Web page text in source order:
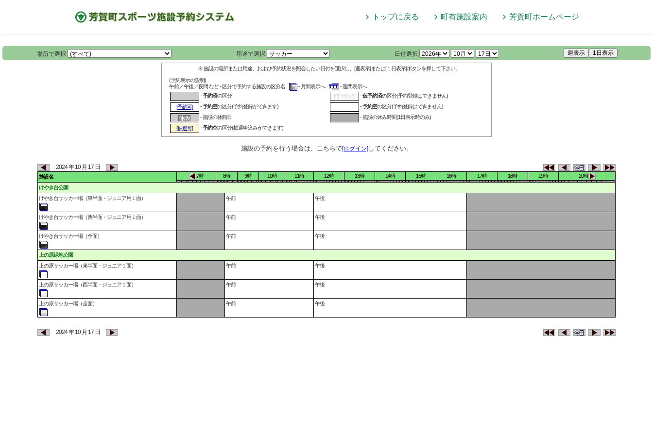
トップに戻る 町有施設案内 芳賀町ホームページ
場所で選択 用途で選択 日付選択 週表示 1日表示
※ 施設の場所または用途、および予約状況を照会したい日付を選択し、[週表示]または[１日表示]ボタンを押して下さい。
(予約表示の説明)
午前／午後／夜間 など - 区分で予約する施設の区分名
- 月間表示へ
- 週間表示へ
-予約済の区分 [仮予約済] -仮予約済の区分(予約登録はできません)
[予約可]
-予約空の区分(予約登録ができます) -予約空の区分(予約登録はできません)
- 施設の休館日
- 施設の休み時間(1日表示時のみ)
[抽選可]
-予約空の区分(抽選申込みができます)
施設の予約を行う場合は、こちらで[ログイン]してください。
2024 年 10 月 17 日
施設名 7時 8時 9時 10時 11時 12時 13時 14時 15時 16時 17時 18時 19時
20時
けやき台公園
けやき台サッカー場（東半面・ジュニア用１面）
午前 午後
けやき台サッカー場（西半面・ジュニア用１面） 午前 午後
けやき台サッカー場（全面） 午前 午後
上の原緑地公園
上の原サッカー場（東半面・ジュニア１面）
午前 午後
上の原サッカー場（西半面・ジュニア１面） 午前 午後
上の原サッカー場（全面） 午前 午後
2024 年 10 月 17 日